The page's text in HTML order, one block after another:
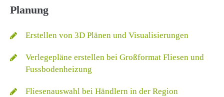
Planung
Erstellen von 3D Plänen und Visualisierungen
Verlegepläne erstellen bei Großformat Fliesen und
Fussbodenheizung
Fliesenauswahl bei Händlern in der Region